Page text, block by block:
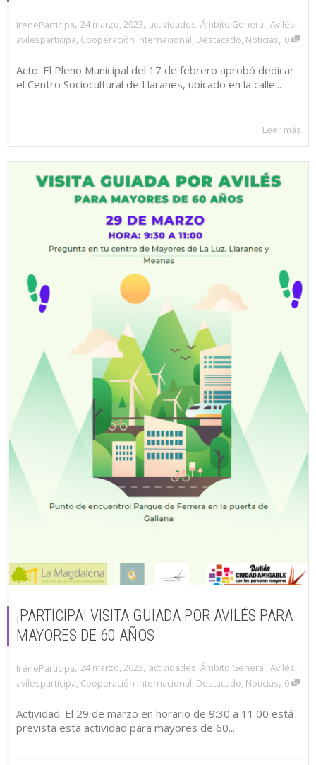
IreneParticipa, 24 marzo, 2023, actividades, Ámbito General, Avilés,
avilesparticipa, Cooperación Internacional, Destacado, Noticias, 0
Acto: El Pleno Municipal del 17 de febrero aprobó dedicar
el Centro Sociocultural de Llaranes, ubicado en la calle...
Leer más
¡PARTICIPA! VISITA GUIADA POR AVILÉS PARA
MAYORES DE 60 AÑOS
IreneParticipa, 24 marzo, 2023, actividades, Ámbito General, Avilés,
avilesparticipa, Cooperación Internacional, Destacado, Noticias, 0
Actividad: El 29 de marzo en horario de 9:30 a 11:00 está
prevista esta actividad para mayores de 60...